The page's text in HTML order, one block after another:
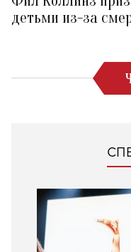
детьми из-за